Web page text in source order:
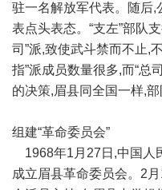
驻一名解放军代表。随后,
表点头表态。“支左”部队
司”派,致使武斗禁而不止,
指”派成员数量很多,而“总
的决策,眉县同全国一样,部
组建“革命委员会”
1968年1月27日,中国人
成立眉县革命委员会。2